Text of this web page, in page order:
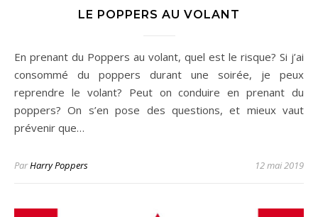
LE POPPERS AU VOLANT
En prenant du Poppers au volant, quel est le risque? Si j’ai
consommé du poppers durant une soirée, je peux
reprendre le volant? Peut on conduire en prenant du
poppers? On s’en pose des questions, et mieux vaut
prévenir que…
ParHarry Poppers 12 mai 2019